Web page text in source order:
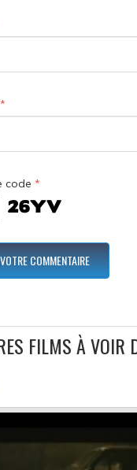
*
code *
FILMS À VOIR